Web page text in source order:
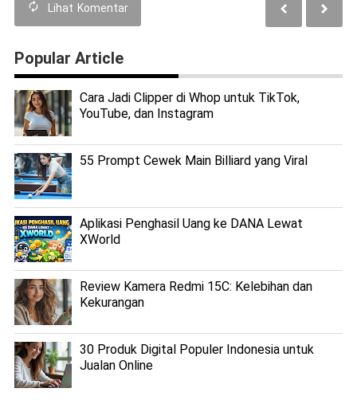
Lihat Komentar
Popular Article
Cara Jadi Clipper di Whop untuk TikTok,
YouTube, dan Instagram
55 Prompt Cewek Main Billiard yang Viral
Aplikasi Penghasil Uang ke DANA Lewat
XWorld
Review Kamera Redmi 15C: Kelebihan dan
Kekurangan
30 Produk Digital Populer Indonesia untuk
Jualan Online